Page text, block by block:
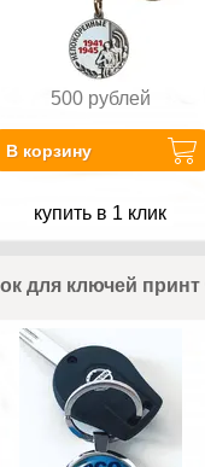
500 рублей
В корзину
купить в 1 клик
для ключей